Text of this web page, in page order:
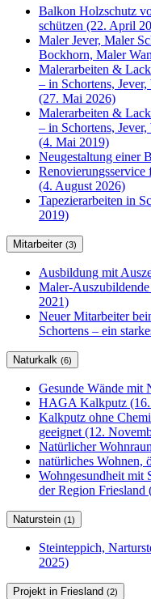
Balkon Holzschutz
schützen (22. April
Maler Jever, Maler
Bockhorn, Maler
Malerarbeiten &
– in Schortens,
(27. Mai 2026)
Malerarbeiten &
– in Schortens,
(4. Mai 2019)
Neugestaltung einer
Renovierungsservice
(4. August 2026)
Tapezierarbeiten in
2019)
Mitarbeiter (3)
Ausbildung mit
Maler-
2021)
Neuer Mitarbeiter
Schortens – ein
Naturkalk (6)
Gesunde Wände mit
HAGA Kalkputz (16.
Kalkputz ohne
geeignet (12.
Natürlicher
natürliches Wohnen,
Wohngesundheit mit
der Region Friesland
Naturstein (1)
Steinteppich,
2025)
Projekt in Friesland (2)